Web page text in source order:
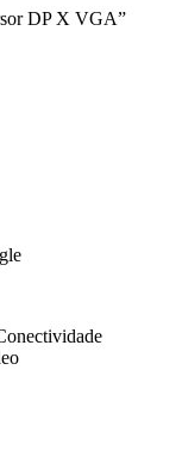
DP X VGA”